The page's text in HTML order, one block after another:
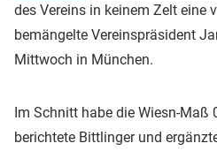
des Vereins in keinem Zelt eine
bemängelte Vereinspräsident
Mittwoch in München.
Im Schnitt habe die Wiesn-Maß
berichtete Bittlinger und